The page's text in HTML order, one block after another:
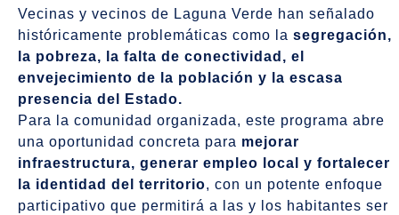
Vecinas y vecinos de Laguna Verde han señalado
históricamente problemáticas como la segregación,
la pobreza, la falta de conectividad, el
envejecimiento de la población y la escasa
presencia del Estado.
Para la comunidad organizada, este programa abre
una oportunidad concreta para mejorar
infraestructura, generar empleo local y fortalecer
la identidad del territorio, con un potente enfoque
participativo que permitirá a las y los habitantes ser